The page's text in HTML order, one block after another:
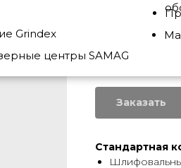
Grindex
центры SAMAG
RIC-3060
Заказать
Стандартная